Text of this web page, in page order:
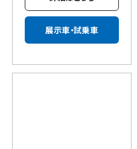
展示車・試乗車